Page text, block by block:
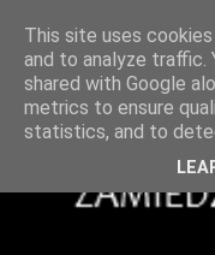
This site uses
and to analyze traffic.
shared with Google
metrics to ensure
statistics, and to